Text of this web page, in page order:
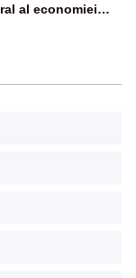
al economiei